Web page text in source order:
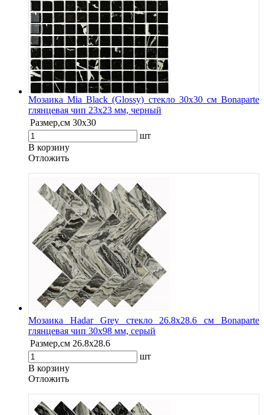
Мозаика Mia Black (Glossy) стекло 30х30 см Bonaparte
глянцевая чип 23х23 мм, черный
Размер,см 30х30
шт
В корзину
Oтложить
Мозаика Hadar Grey стекло 26.8х28.6 см Bonaparte
глянцевая чип 30х98 мм, серый
Размер,см 26.8х28.6
шт
В корзину
Oтложить